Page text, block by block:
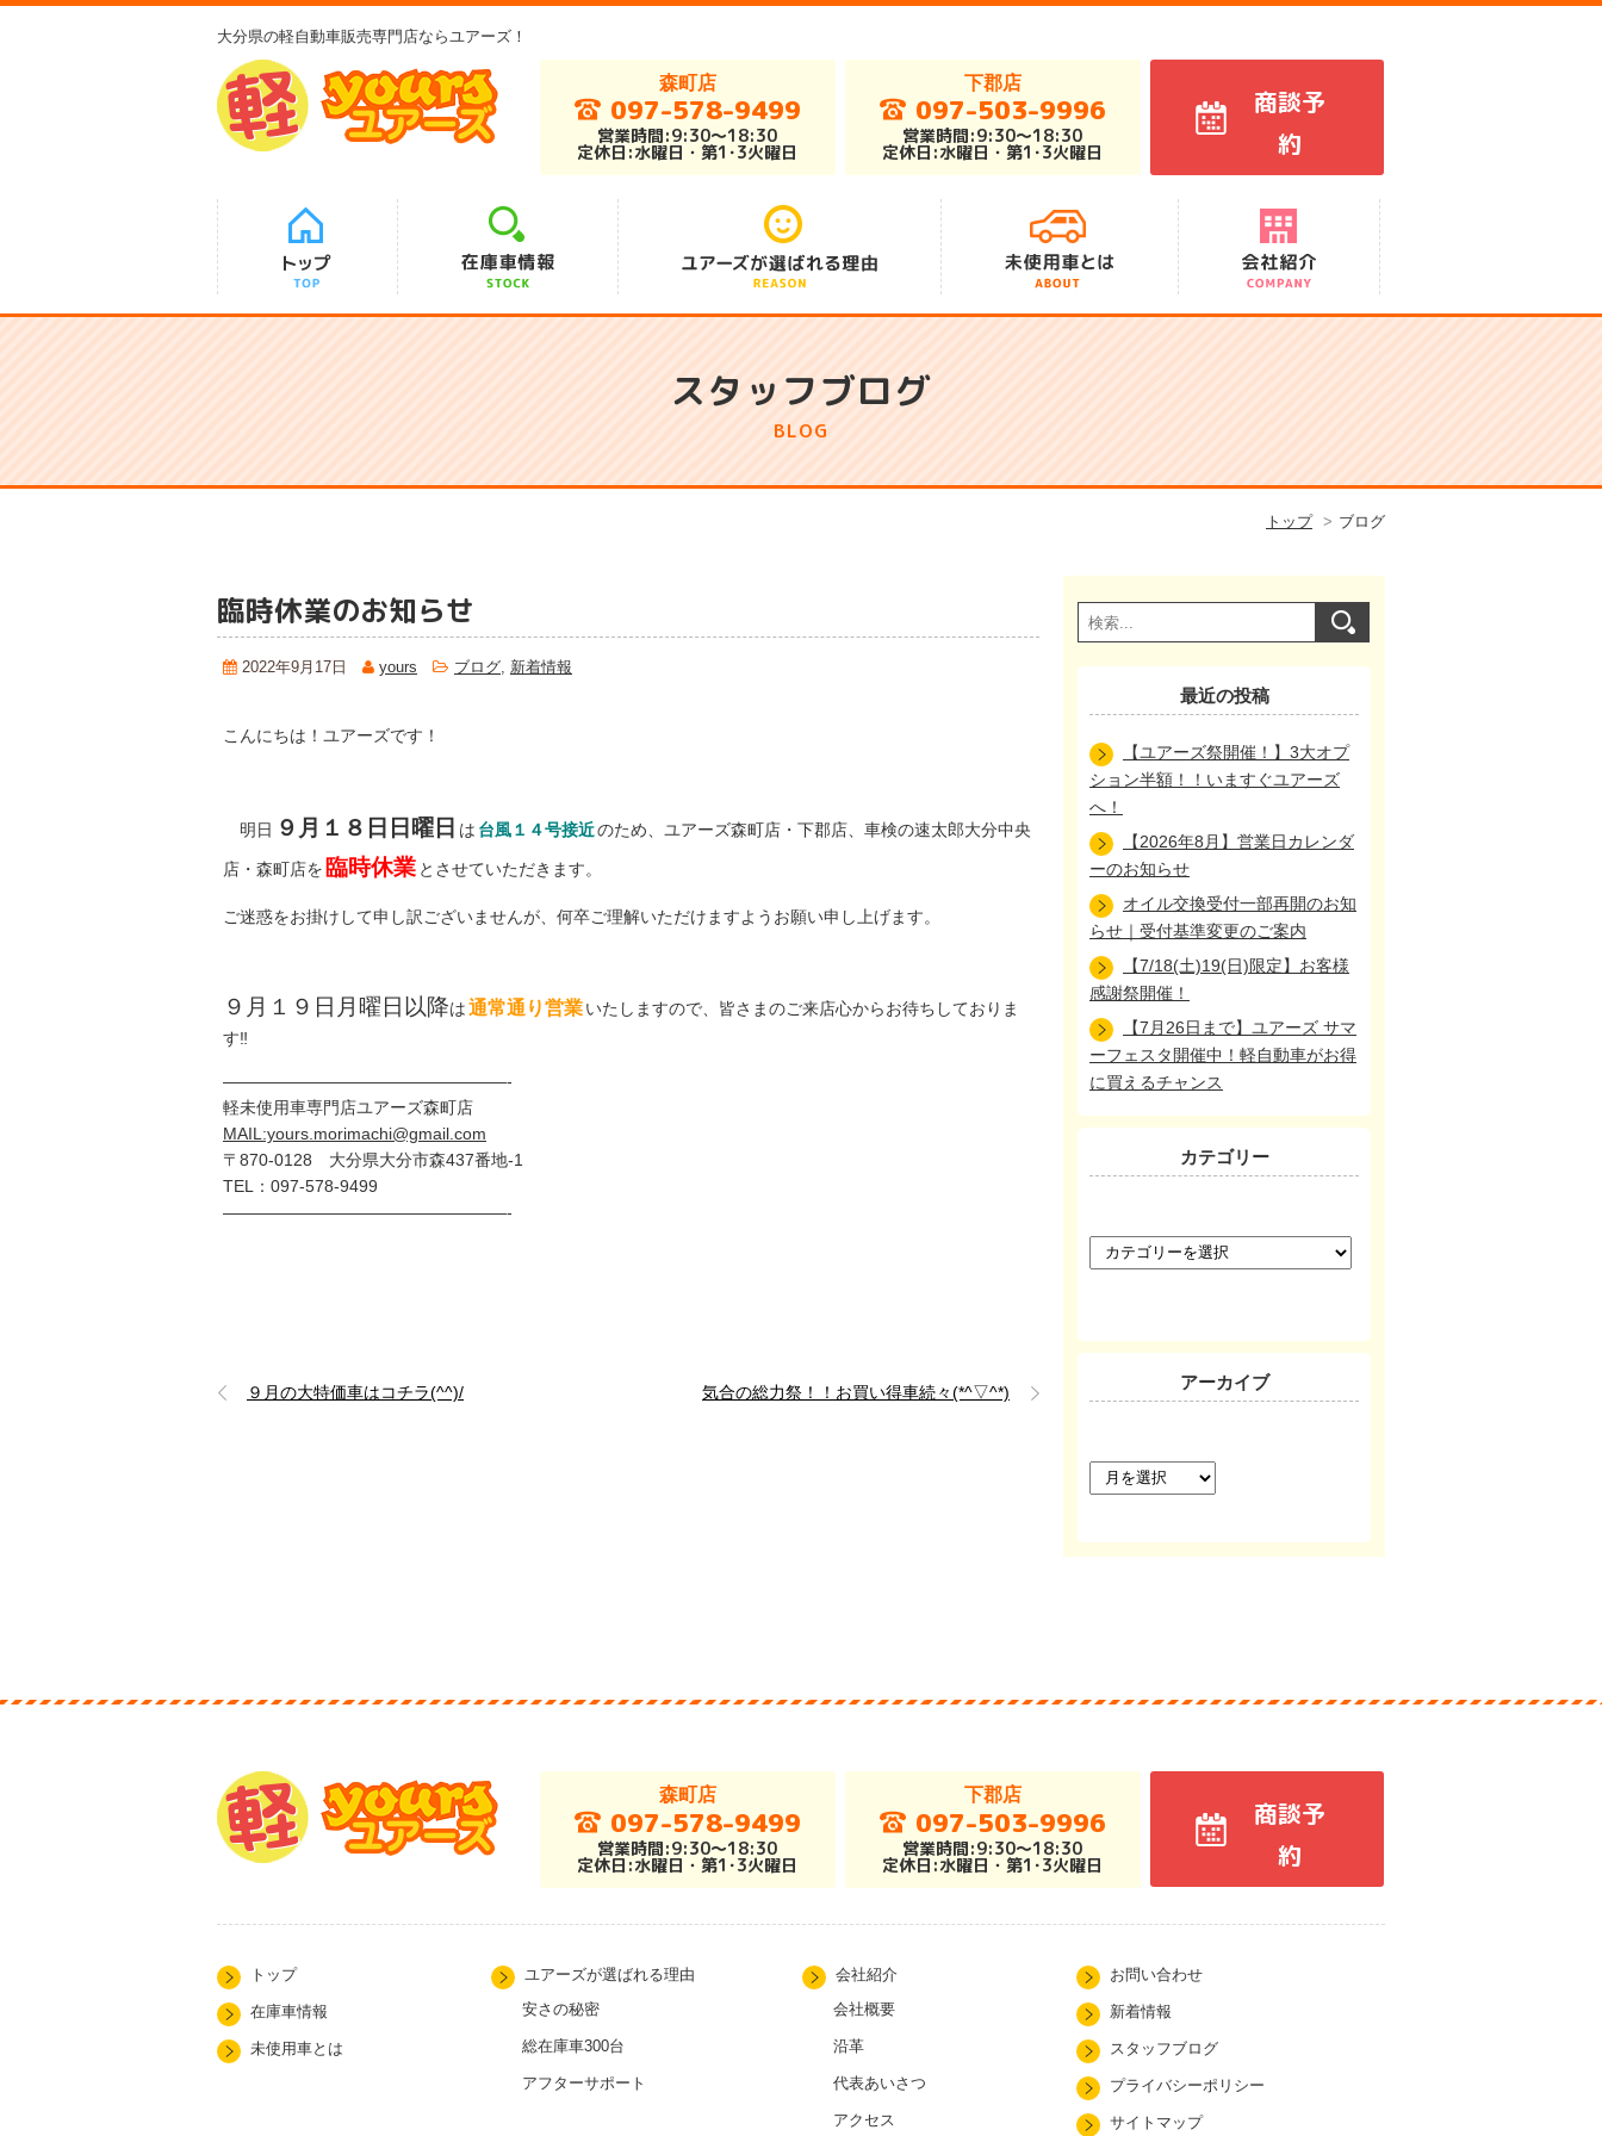
大分県の軽自動車販売専門店ならユアーズ！
森町店
097-578-9499
営業時間:9:30～18:30
定休日:水曜日・第1･3火曜日
下郡店
097-503-9996
営業時間:9:30～18:30
定休日:水曜日・第1･3火曜日
商談予
約
安さの秘密
総在庫車300台
アフターサポート 会社概要
沿革
代表あいさつ
アクセス
スタッフ紹介
スタッフブログ
BLOG
トップ ブログ
臨時休業のお知らせ
2022年9月17日 yours ブログ, 新着情報
こんにちは！ユアーズです！
明日 ９月１８日日曜日 は 台風１４号接近のため、ユアーズ森町店・下郡店、車検の速太郎大分中央
店・森町店を 臨時休業 とさせていただきます。
ご迷惑をお掛けして申し訳ございませんが、何卒ご理解いただけますようお願い申し上げます。
９月１９日月曜日以降は通常通り営業いたしますので、皆さまのご来店心からお待ちしておりま
す‼
—————————————————-
軽未使用車専門店ユアーズ森町店
MAIL:yours.morimachi@gmail.com
〒870-0128 大分県大分市森437番地-1
TEL：097-578-9499
—————————————————-
気合の総力祭！！お買い得車続々(*^▽^*)
９月の大特価車はコチラ(^^)/
最近の投稿
【ユアーズ祭開催！】3大オプ
ション半額！！いますぐユアーズ
へ！
【2026年8月】営業日カレンダ
ーのお知らせ
オイル交換受付一部再開のお知
らせ｜受付基準変更のご案内
【7/18(土)19(日)限定】お客様
感謝祭開催！
【7月26日まで】ユアーズ サマ
ーフェスタ開催中！軽自動車がお得
に買えるチャンス
カテゴリー
テ
ゴ
アーカイブ
ー
カ
ブ
森町店
097-578-9499
営業時間:9:30～18:30
定休日:水曜日・第1･3火曜日
下郡店
097-503-9996
営業時間:9:30～18:30
定休日:水曜日・第1･3火曜日
商談予
約
トップ
在庫車情報
未使用車とは
ユアーズが選ばれる理由
安さの秘密
総在庫車300台
アフターサポート
会社紹介
会社概要
沿革
代表あいさつ
アクセス
お問い合わせ
新着情報
スタッフブログ
プライバシーポリシー
サイトマップ